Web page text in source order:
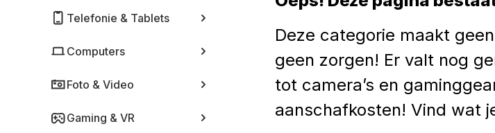
Telefonie & Tablets
Computers
Foto & Video
Gaming & VR
Deze categorie maakt
geen zorgen! Er valt nog
tot camera’s en
aanschafkosten! Vind wat